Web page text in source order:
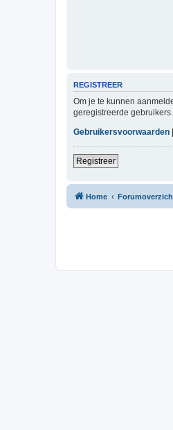
REGISTREER
Om je te kunnen
geregistreerde
Gebruikersvoorwaarden |
Registreer
Home